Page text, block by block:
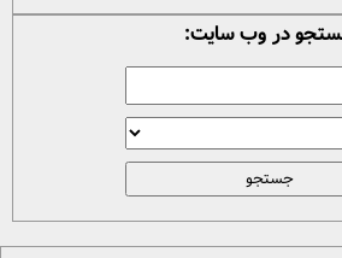
در وب سایت: